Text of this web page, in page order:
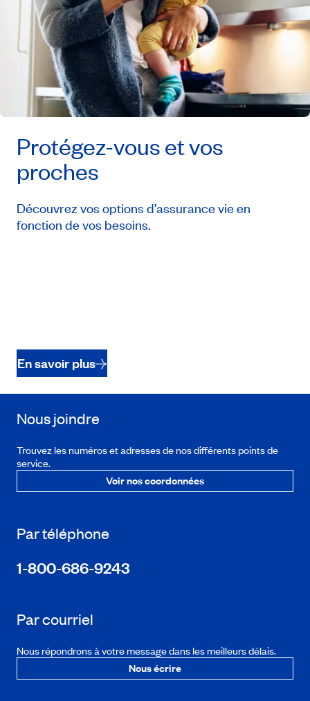
Protégez-vous et vos
proches
Découvrez vos options d’assurance vie en
fonction de vos besoins.
En savoir plus
Nous joindre
Trouvez les numéros et adresses de nos différents points de
service.
Voir nos coordonnées
Par téléphone
1-800-686-9243
Par courriel
Nous répondrons à votre message dans les meilleurs délais.
Nous écrire